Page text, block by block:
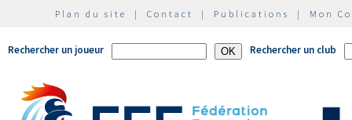
Plan du site | Contact | Publications | Mon
Rechercher un joueur Rechercher un club